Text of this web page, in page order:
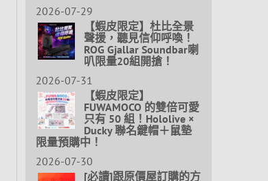
2026-07-29
【蝦皮限定】杜比全景
聲援，聽見信仰呼喚！
ROG Gjallar Soundbar喇
叭限量20組開搶！
2026-07-31
【蝦皮限定】
FUWAMOCO 的雙倍可愛
只有 50 組！Hololive ×
Ducky 聯名鍵帽＋鼠墊
限量預購中！
2026-07-30
[必讀]跟原價屋訂購的方